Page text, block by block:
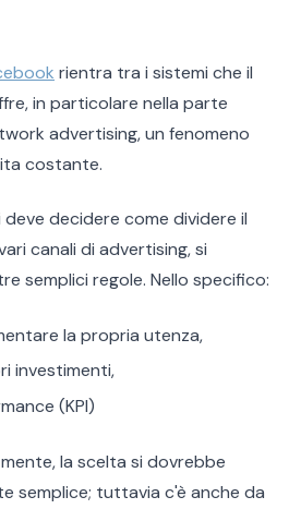
rientra tra i sistemi che il
in particolare nella parte
advertising, un fenomeno
costante.
deve decidere come dividere il
canali di advertising, si
semplici regole. Nello specifico:
la propria utenza,
investimenti,
(KPI)
la scelta si dovrebbe
semplice; tuttavia c'è anche da